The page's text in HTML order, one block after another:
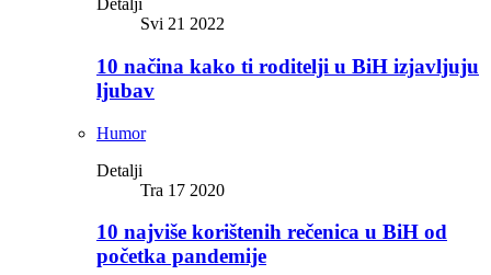
Detalji
Svi 21 2022
10 načina kako ti roditelji u BiH izjavljuju
ljubav
Humor
Detalji
Tra 17 2020
10 najviše korištenih rečenica u BiH od
početka pandemije